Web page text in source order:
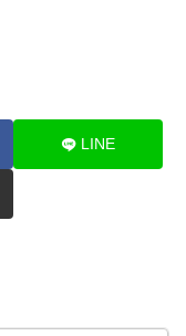
LINE